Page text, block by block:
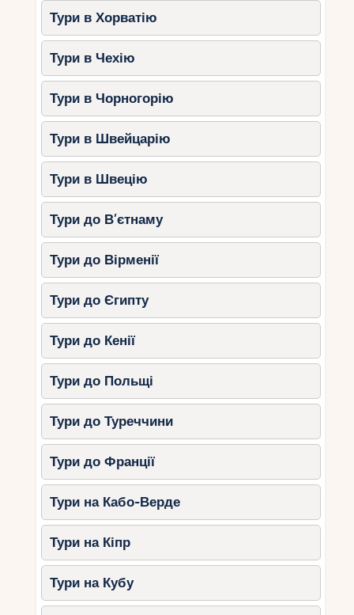
Тури в Хорватію
Тури в Чехію
Тури в Чорногорію
Тури в Швейцарію
Тури в Швецію
Тури до В’єтнаму
Тури до Вірменії
Тури до Єгипту
Тури до Кенії
Тури до Польщі
Тури до Туреччини
Тури до Франції
Тури на Кабо-Верде
Тури на Кіпр
Тури на Кубу